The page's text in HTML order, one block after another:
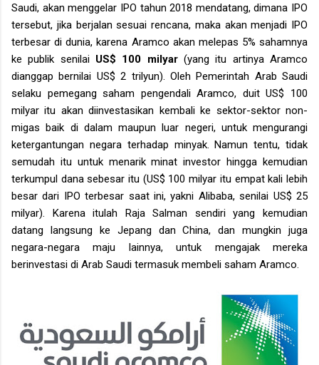
Saudi, akan menggelar IPO tahun 2018 mendatang, dimana IPO
tersebut, jika berjalan sesuai rencana, maka akan menjadi IPO
terbesar di dunia, karena Aramco akan melepas 5% sahamnya
ke publik senilai US$ 100 milyar (yang itu artinya Aramco
dianggap bernilai US$ 2 trilyun). Oleh Pemerintah Arab Saudi
selaku pemegang saham pengendali Aramco, duit US$ 100
milyar itu akan diinvestasikan kembali ke sektor-sektor non-
migas baik di dalam maupun luar negeri, untuk mengurangi
ketergantungan negara terhadap minyak. Namun tentu, tidak
semudah itu untuk menarik minat investor hingga kemudian
terkumpul dana sebesar itu (US$ 100 milyar itu empat kali lebih
besar dari IPO terbesar saat ini, yakni Alibaba, senilai US$ 25
milyar). Karena itulah Raja Salman sendiri yang kemudian
datang langsung ke Jepang dan China, dan mungkin juga
negara-negara maju lainnya, untuk mengajak mereka
berinvestasi di Arab Saudi termasuk membeli saham Aramco.